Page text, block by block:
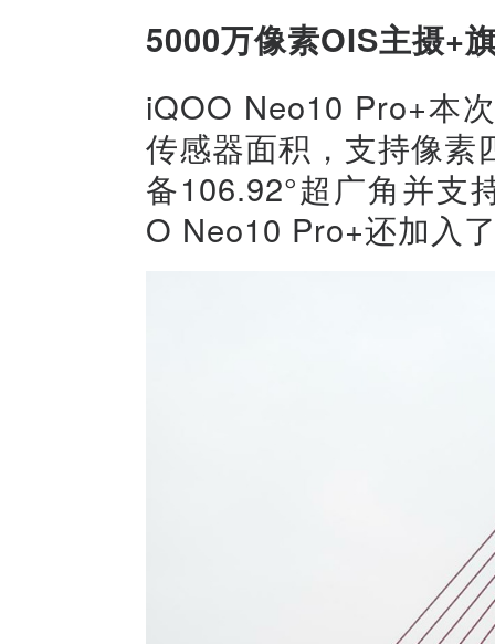
5000万像素OIS主摄+
iQOO Neo10 Pro+本
传感器面积，支持像
备106.92°超广角并支
O Neo10 Pro+还加入